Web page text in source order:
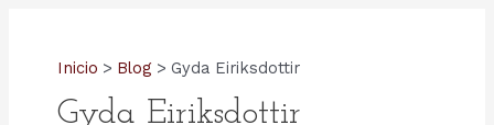
Inicio Blog Gyda Eiriksdottir
Gyda Eiriksdottir